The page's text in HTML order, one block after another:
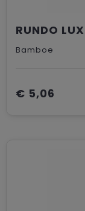
Bamboe
€ 5,06